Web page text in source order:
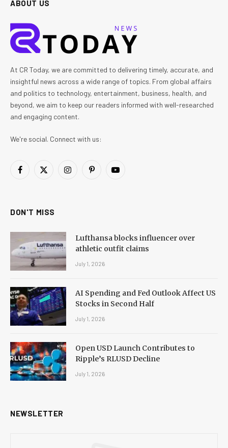
ABOUT US
At CR Today, we are committed to delivering timely, accurate, and
insightful news across a wide range of topics. From global affairs
and politics to technology, entertainment, business, health, and
beyond, we aim to keep our readers informed with well-researched
and engaging content.
We're social. Connect with us:
Facebook
X
InstagramPinterestYouTube
DON'T MISS
Lufthansa blocks influencer over
athletic outfit claims
July 1, 2026
AI Spending and Fed Outlook Affect US
Stocks in Second Half
July 1, 2026
Open USD Launch Contributes to
Ripple’s RLUSD Decline
July 1, 2026
NEWSLETTER